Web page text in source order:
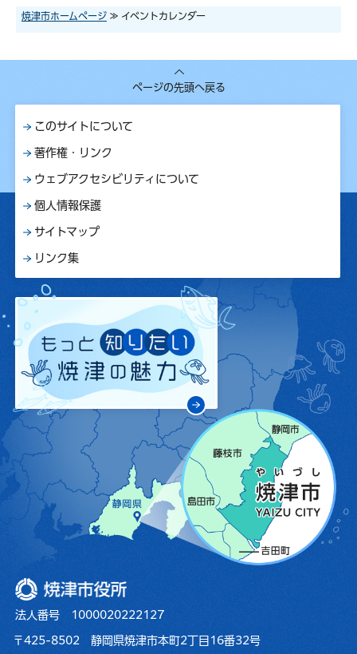
焼津市ホームページ ≫ イベントカレンダー
ページの先頭へ戻る
このサイトについて
著作権・リンク
ウェブアクセシビリティについて
個人情報保護
サイトマップ
リンク集
焼津市役所
法人番号 1000020222127
〒425-8502 静岡県焼津市本町2丁目16番32号